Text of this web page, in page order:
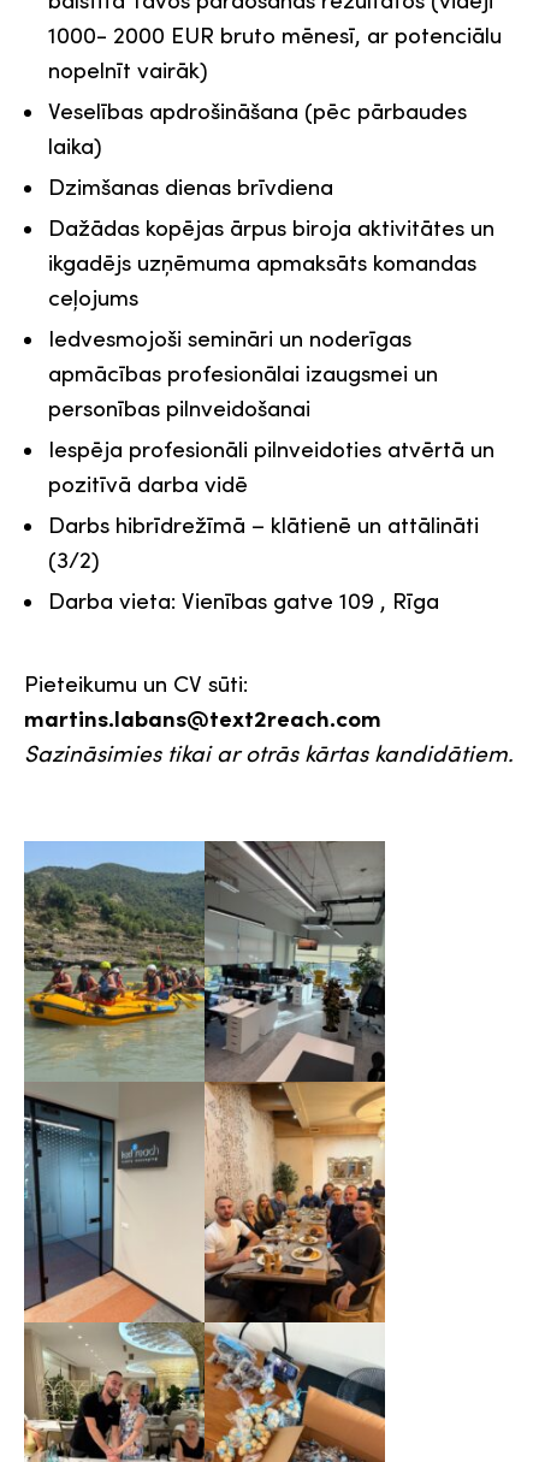
1000- 2000 EUR bruto mēnesī, ar potenciālu
nopelnīt vairāk)
Veselības apdrošināšana (pēc pārbaudes
laika)
Dzimšanas dienas brīvdiena
Dažādas kopējas ārpus biroja aktivitātes un
ikgadējs uzņēmuma apmaksāts komandas
ceļojums
Iedvesmojoši semināri un noderīgas
apmācības profesionālai izaugsmei un
personības pilnveidošanai
Iespēja profesionāli pilnveidoties atvērtā un
pozitīvā darba vidē
Darbs hibrīdrežīmā – klātienē un attālināti
(3/2)
Darba vieta: Vienības gatve 109 , Rīga
Pieteikumu un CV sūti:
martins.labans@text2reach.com
Sazināsimies tikai ar otrās kārtas kandidātiem.